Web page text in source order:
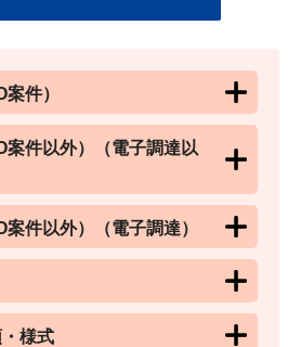
件）
案件以外）（電子調達以
案件以外）（電子調達）
様式